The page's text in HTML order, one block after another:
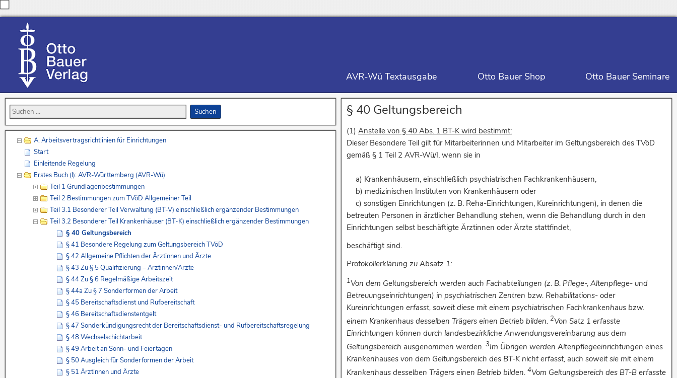
AVR-Wü Textausgabe Otto Bauer Shop Otto Bauer Seminare
§ 40 Geltungsbereich
(1) Anstelle von § 40 Abs. 1 BT-K wird bestimmt:
Dieser Besondere Teil gilt für Mitarbeiterinnen und Mitarbeiter im Geltungsbereich des TVöD
gemäß § 1 Teil 2 AVR-Wü/I, wenn sie in
a) Krankenhäusern, einschließlich psychiatrischen Fachkrankenhäusern,
b) medizinischen Instituten von Krankenhäusern oder
c) sonstigen Einrichtungen (z. B. Reha-Einrichtungen, Kureinrichtungen), in denen die
betreuten Personen in ärztlicher Behandlung stehen, wenn die Behandlung durch in den
Einrichtungen selbst beschäftigte Ärztinnen oder Ärzte stattfindet,
beschäftigt sind.
Protokollerklärung zu Absatz 1:
1Von dem Geltungsbereich werden auch Fachabteilungen (z. B. Pflege-, Altenpflege- und
Betreuungseinrichtungen) in psychiatrischen Zentren bzw. Rehabilitations- oder
Kureinrichtungen erfasst, soweit diese mit einem psychiatrischen Fachkrankenhaus bzw.
einem Krankenhaus desselben Trägers einen Betrieb bilden. 2Von Satz 1 erfasste
Einrichtungen können durch landesbezirkliche Anwendungsvereinbarung aus dem
Geltungsbereich ausgenommen werden. 3Im Übrigen werden Altenpflegeeinrichtungen eines
Krankenhauses von dem Geltungsbereich des BT-K nicht erfasst, auch soweit sie mit einem
Krankenhaus desselben Trägers einen Betrieb bilden. 4Vom Geltungsbereich des BT-B erfasste
A. Arbeitsvertragsrichtlinien für Einrichtungen
Start
Einleitende Regelung
Erstes Buch (I): AVR-Württemberg (AVR-Wü)
Teil 1 Grundlagenbestimmungen
Teil 2 Bestimmungen zum TVöD Allgemeiner Teil
Teil 3.1 Besonderer Teil Verwaltung (BT-V) einschließlich ergänzender Bestimmungen
Teil 3.2 Besonderer Teil Krankenhäuser (BT-K) einschließlich ergänzender Bestimmungen
§ 40 Geltungsbereich
§ 41 Besondere Regelung zum Geltungsbereich TVöD
§ 42 Allgemeine Pflichten der Ärztinnen und Ärzte
§ 43 Zu § 5 Qualifizierung – Ärztinnen/Ärzte
§ 44 Zu § 6 Regelmäßige Arbeitszeit
§ 44a Zu § 7 Sonderformen der Arbeit
§ 45 Bereitschaftsdienst und Rufbereitschaft
§ 46 Bereitschaftsdienstentgelt
§ 47 Sonderkündigungsrecht der Bereitschaftsdienst- und Rufbereitschaftsregelung
§ 48 Wechselschichtarbeit
§ 49 Arbeit an Sonn- und Feiertagen
§ 50 Ausgleich für Sonderformen der Arbeit
§ 51 Ärztinnen und Ärzte